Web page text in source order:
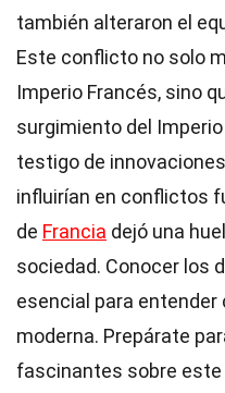
también alteraron el
Este conflicto no solo
Imperio Francés, sino
surgimiento del
testigo de
influirían en conflictos
de Francia dejó una
sociedad. Conocer los
esencial para entender
moderna. Prepárate
fascinantes sobre